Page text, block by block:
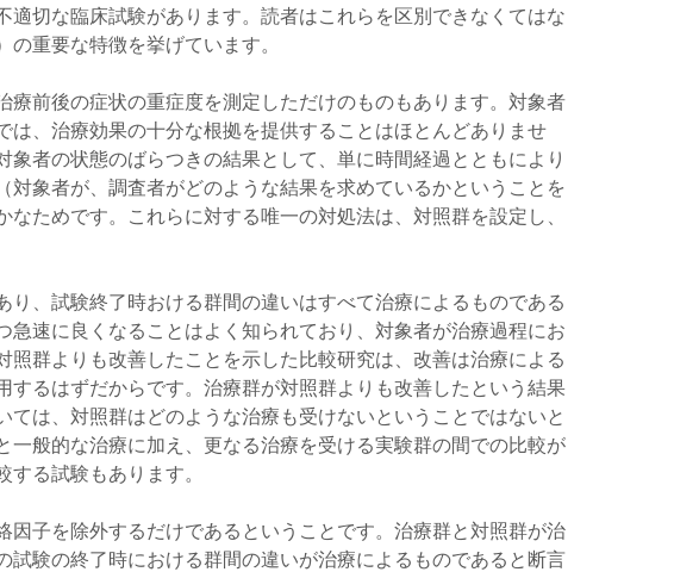
切な臨床試験があります。読者はこれらを区別できなくてはな
重要な特徴を挙げています。
前後の症状の重症度を測定しただけのものもあります。対象者
、治療効果の十分な根拠を提供することはほとんどありませ
者の状態のばらつきの結果として、単に時間経過とともにより
象者が、調査者がどのような結果を求めているかということを
ためです。これらに対する唯一の対処法は、対照群を設定し、
、試験終了時おける群間の違いはすべて治療によるものである
速に良くなることはよく知られており、対象者が治療過程にお
群よりも改善したことを示した比較研究は、改善は治療による
るはずだからです。治療群が対照群よりも改善したという結果
は、対照群はどのような治療も受けないということではないと
般的な治療に加え、更なる治療を受ける実験群の間での比較が
る試験もあります。
子を除外するだけであるということです。治療群と対照群が治
験の終了時における群間の違いが治療によるものであると断言